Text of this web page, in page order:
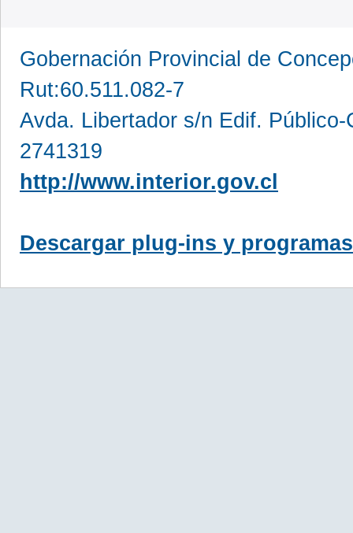
Gobernación Provincial de
Rut:60.511.082-7
Avda. Libertador s/n Edif.
2741319
http://www.interior.gov.cl
Descargar plug-ins y